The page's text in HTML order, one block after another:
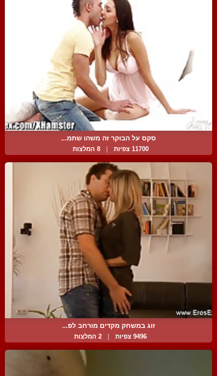
סקס על הבוקר זה משהו שתמ...
11700 צפיות 8 המלצות
זוג במשחק מקדים מורחב לפ...
9496 צפיות 2 המלצות